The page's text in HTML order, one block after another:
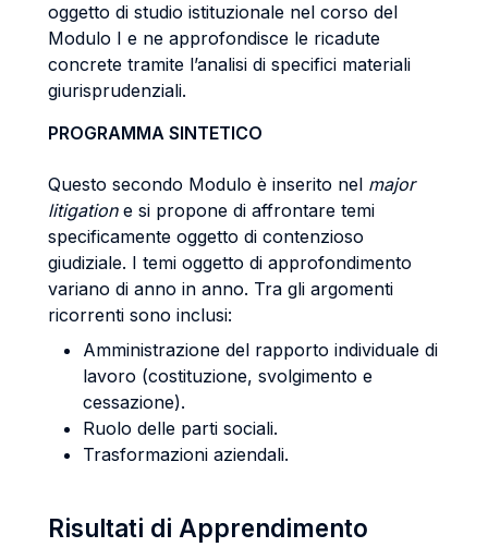
oggetto di studio istituzionale nel corso del
Modulo I e ne approfondisce le ricadute
concrete tramite l’analisi di specifici materiali
giurisprudenziali.
PROGRAMMA SINTETICO
Questo secondo Modulo è inserito nel major
litigatione si propone di affrontare temi
specificamente oggetto di contenzioso
giudiziale. I temi oggetto di approfondimento
variano di anno in anno. Tra gli argomenti
ricorrenti sono inclusi:
Amministrazione del rapporto individuale di
lavoro (costituzione, svolgimento e
cessazione).
Ruolo delle parti sociali.
Trasformazioni aziendali.
Risultati di Apprendimento